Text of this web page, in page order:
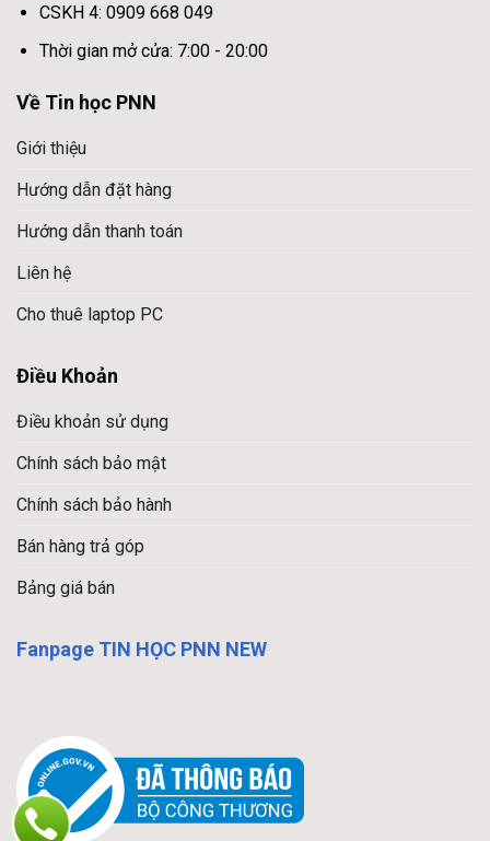
CSKH 4: 0909 668 049
Thời gian mở cửa: 7:00 - 20:00
Về Tin học PNN
Giới thiệu
Hướng dẫn đặt hàng
Hướng dẫn thanh toán
Liên hệ
Cho thuê laptop PC
Điều Khoản
Điều khoản sử dụng
Chính sách bảo mật
Chính sách bảo hành
Bán hàng trả góp
Bảng giá bán
Fanpage TIN HỌC PNN NEW